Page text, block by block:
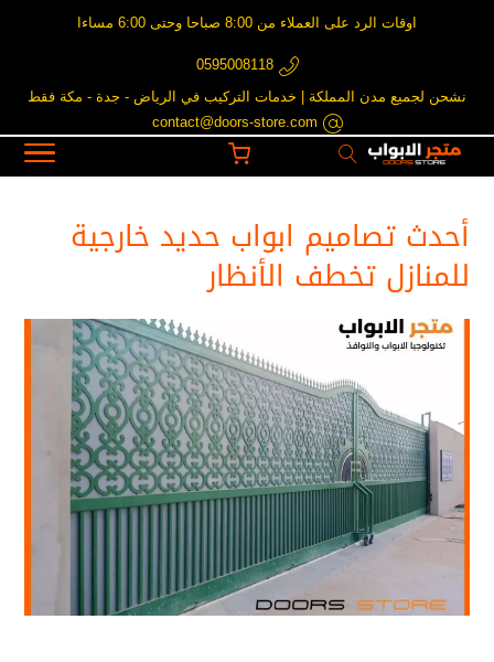
اوقات الرد على العملاء من 8:00 صباحا وحتى 6:00 مساءا
0595008118
نشحن لجميع مدن المملكة | خدمات التركيب في الرياض - جدة - مكة فقط
contact@doors-store.com
أحدث تصاميم ابواب حديد خارجية
للمنازل​ تخطف الأنظار